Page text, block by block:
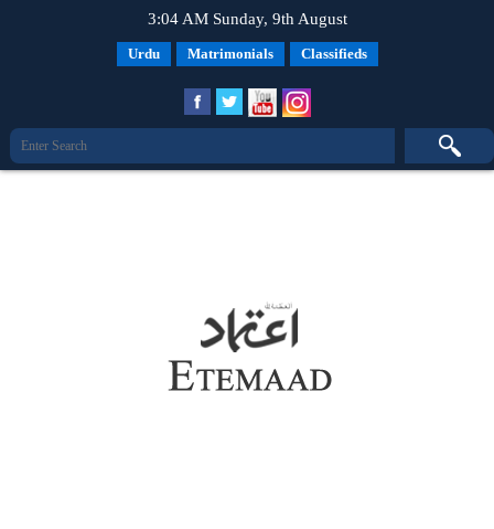
3:04 AM Sunday, 9th August
Urdu Matrimonials Classifieds